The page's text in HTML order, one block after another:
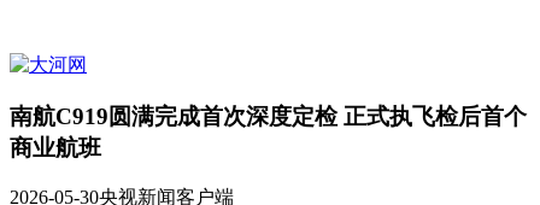
南航C919圆满完成首次深度定检 正式执飞检后首个
商业航班
2026-05-30央视新闻客户端